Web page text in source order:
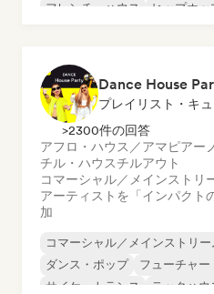
フレンチ・ハウス
ヒップホッ
プレイリスト・キ
>2300件の回答
アフロ・ハウス／アマピアー
チル・ハウスチルアウト
コマーシャル／メインストリ
アーティストを「インパクト
加
コマーシャル／メインストリー
ダンス・ポップ
フューチャー
サイケ・トランス
テックハウ